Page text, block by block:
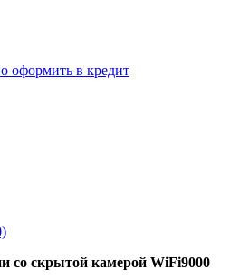
оформить в кредит
со скрытой камерой WiFi9000